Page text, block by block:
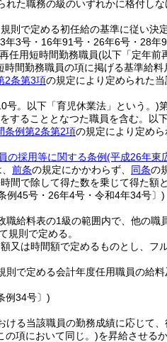
れた職務の級のいずれかに格付しな
則で定める初任給の基準に従い決定
3号・16年91号・26年6号・28年
任用短時間勤務職員(以下「定年前
間勤務職員の項に掲げる基準給料
2条第3項の規定により定められた
号。以下「育児休業法」という。)
することとなつた職員を含む。以
条例第2条第2項の規定により定め
の採用等に関する条例(平成26年東
前条の規定にかかわらず、 同条の
間で除して得た数を乗じて得た額と
例45号・26年4号・令和4年34号〕)
職給料表の1級の範囲内で、他の職
規則で定める。
又は時間額で定めるものとし、
で定める会計年度任用職員の給
例34号〕)
る当該職員の勤務成績に応じて、
の項において同じ。)を昇給させる